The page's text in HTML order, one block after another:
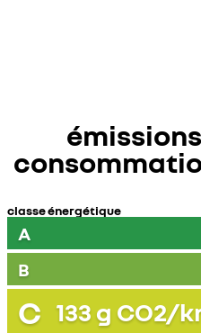
classe énergétique
A
B
C 133 g CO2/